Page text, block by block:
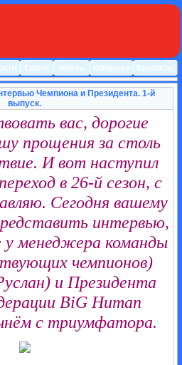
Газета Файлы Общение Контакты
Чемпиона и Президента. 1-й
выпуск.
вас, дорогие
прощения за столь
И вот наступил
в 26-й сезон, с
Сегодня вашему
интервью,
у менеджера команды
чемпионов)
и Президента
BiG Human
с триумфатора.